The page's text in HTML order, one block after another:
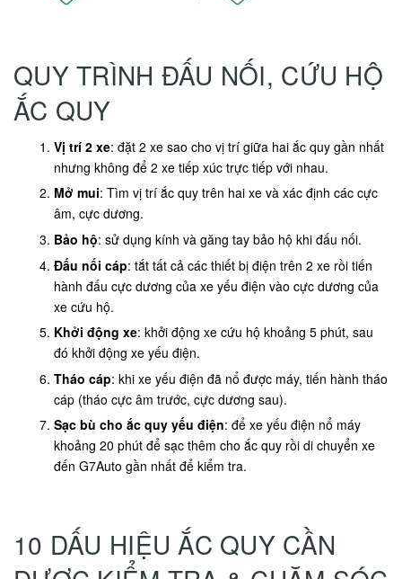
QUY TRÌNH ĐẤU NỐI, CỨU HỘ
ẮC QUY
Vị trí 2 xe: đặt 2 xe sao cho vị trí giữa hai ắc quy gần nhất
nhưng không để 2 xe tiếp xúc trực tiếp với nhau.
Mở mui: Tìm vị trí ắc quy trên hai xe và xác định các cực
âm, cực dương.
Bảo hộ: sử dụng kính và găng tay bảo hộ khi đấu nối.
Đấu nối cáp: tắt tất cả các thiết bị điện trên 2 xe rồi tiến
hành đấu cực dương của xe yếu điện vào cực dương của
xe cứu hộ.
Khởi động xe: khởi động xe cứu hộ khoảng 5 phút, sau
đó khởi động xe yếu điện.
Tháo cáp: khi xe yếu điện đã nổ được máy, tiến hành tháo
cáp (tháo cực âm trước, cực dương sau).
Sạc bù cho ắc quy yếu điện: để xe yếu điện nổ máy
khoảng 20 phút để sạc thêm cho ắc quy rồi di chuyển xe
đến G7Auto gần nhất để kiểm tra.
10 DẤU HIỆU ẮC QUY CẦN